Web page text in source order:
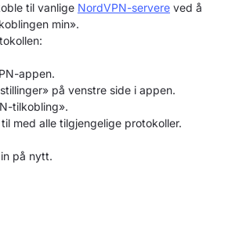
til vanlige NordVPN-servere ved å
min».
appen.
på venstre side i appen.
tilkobling».
med alle tilgjengelige protokoller.
på nytt.